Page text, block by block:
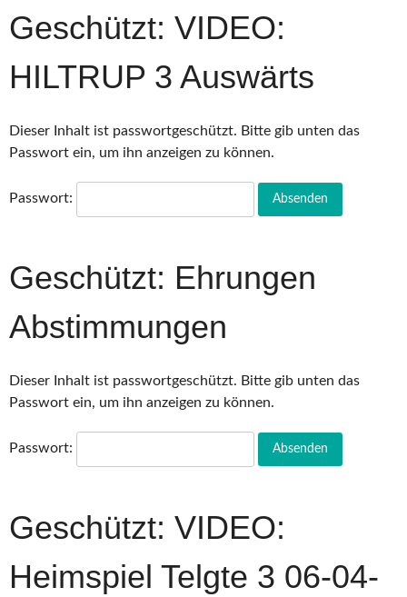
Geschützt: VIDEO:
HILTRUP 3 Auswärts
Dieser Inhalt ist passwortgeschützt. Bitte gib unten das
Passwort ein, um ihn anzeigen zu können.
Passwort:
Geschützt: Ehrungen
Abstimmungen
Dieser Inhalt ist passwortgeschützt. Bitte gib unten das
Passwort ein, um ihn anzeigen zu können.
Passwort:
Geschützt: VIDEO:
Heimspiel Telgte 3 06-04-